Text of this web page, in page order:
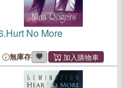
Hurt No More
無庫存